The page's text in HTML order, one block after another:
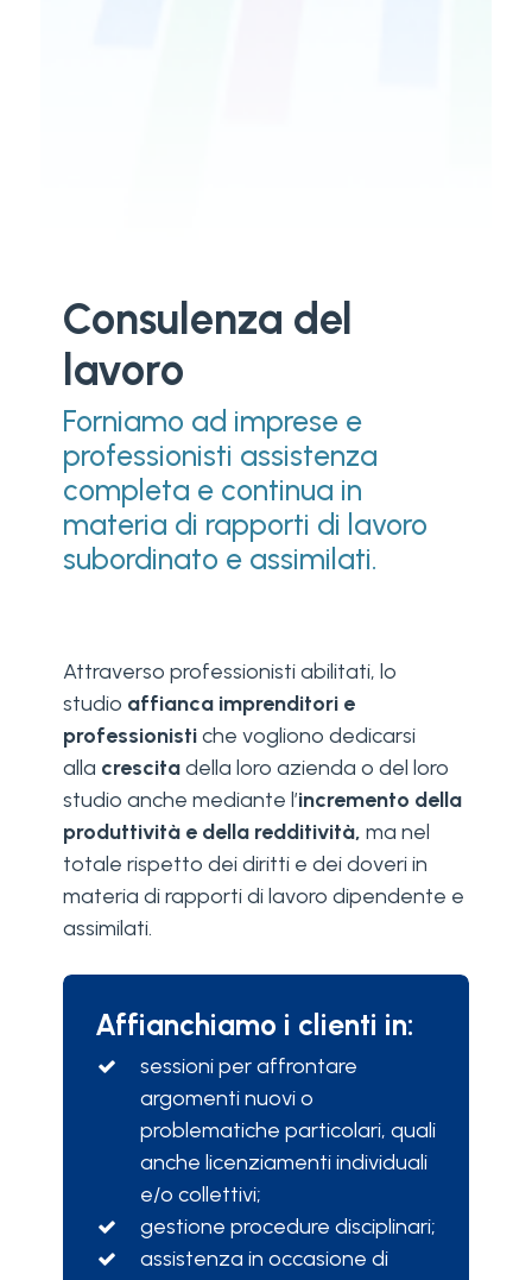
Consulenza del
lavoro
Forniamo ad imprese e
professionisti assistenza
completa e continua in
materia di rapporti di lavoro
subordinato e assimilati.
Attraverso professionisti abilitati, lo
studio affianca imprenditori e
professionistiche vogliono dedicarsi
alla crescitadella loro azienda o del loro
studio anche mediante l’incremento della
produttività e della redditività, ma nel
totale rispetto dei diritti e dei doveri in
materia di rapporti di lavoro dipendente e
assimilati.
Affianchiamo i clienti in:
sessioni per affrontare
argomenti nuovi o
problematiche particolari, quali
anche licenziamenti individuali
e/o collettivi;
gestione procedure disciplinari;
assistenza in occasione di